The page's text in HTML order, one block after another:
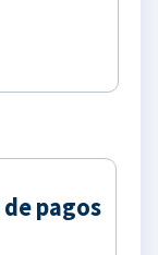
pagos